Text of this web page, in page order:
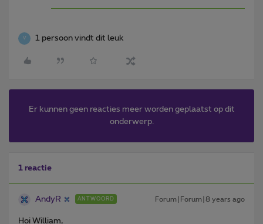
V 1 persoon vindt dit leuk
Er kunnen geen reacties meer worden geplaatst op dit
onderwerp.
1 reactie
AndyR ANTWOORD Forum|Forum|8 years ago
Hoi William,